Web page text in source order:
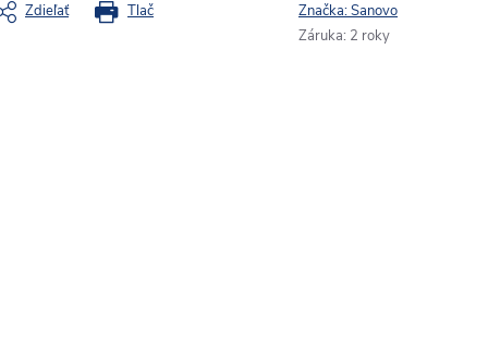
Tlač
Zdieľať Značka:Sanovo
Záruka: 2 roky